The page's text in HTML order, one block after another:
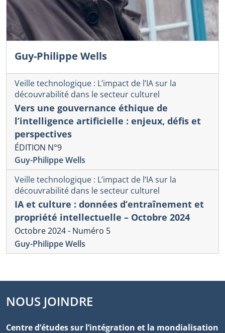
Guy-Philippe Wells
Veille technologique : L’impact de l’IA sur la
découvrabilité dans le secteur culturel
Vers une gouvernance éthique de
l’intelligence artificielle : enjeux, défis et
perspectives
ÉDITION N°9
Guy-Philippe Wells
Veille technologique : L’impact de l’IA sur la
découvrabilité dans le secteur culturel
IA et culture : données d’entraînement et
propriété intellectuelle – Octobre 2024
Octobre 2024 - Numéro 5
Guy-Philippe Wells
NOUS JOINDRE
Centre d’études sur l’intégration et la mondialisation